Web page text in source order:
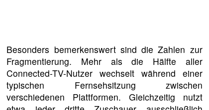
Besonders bemerkenswert sind die Zahlen zur
Fragmentierung. Mehr als die Hälfte aller
Connected-TV-Nutzer wechselt während einer
typischen Fernsehsitzung zwischen
verschiedenen Plattformen. Gleichzeitig nutzt